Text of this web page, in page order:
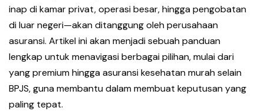
inap di kamar privat, operasi besar, hingga pengobatan
di luar negeri—akan ditanggung oleh perusahaan
asuransi. Artikel ini akan menjadi sebuah panduan
lengkap untuk menavigasi berbagai pilihan, mulai dari
yang premium hingga asuransi kesehatan murah selain
BPJS, guna membantu dalam membuat keputusan yang
paling tepat.